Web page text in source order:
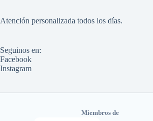
Atención personalizada todos los días.
Seguinos en:
Facebook
Instagram
Miembros de